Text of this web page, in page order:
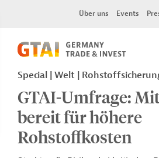
Über uns Events
Special | Welt |
GTAI-Umfrage:
bereit für höhere
Rohstoffkosten